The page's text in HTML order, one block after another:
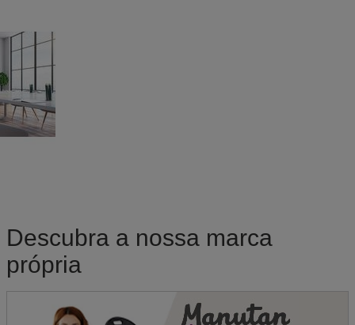
Descubra a nossa marca
própria